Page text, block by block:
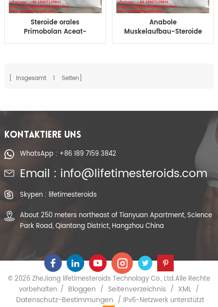
Steroide orales
Primobolan Aceat-
10mg Tabletten
Anabole
Muskelaufbau-Steroide
primo a primo ace
[ Insgesamt 1 Seiten]
KONTAKTIERE UNS
WhatsApp : +86 189 7159 3842
Email : info@lifetimesteroids.com
Skypen : lifetimesteroids
About 250 meters northeast of Tianyuan Apartment, Science
Park Road, Qiantang District, Hangzhou China
© 2026 ZheJiang lifetimesteroids Technology Co., Ltd.Alle Rechte
vorbehalten. / Bloggen / Seitenverzeichnis / XML /
Datenschutz-Bestimmungen / IPv6-Netzwerk unterstützt